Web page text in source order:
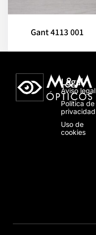
Gant 4113 001
Legal
Aviso legal
Política de
privacidad
Uso de
cookies